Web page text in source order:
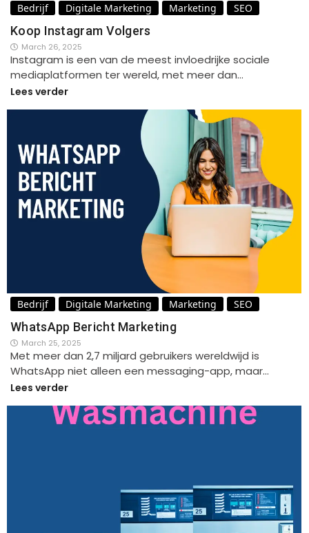
Bedrijf Digitale Marketing Marketing SEO
Koop Instagram Volgers
March 26, 2025
Instagram is een van de meest invloedrijke sociale
mediaplatformen ter wereld, met meer dan…
Lees verder
Bedrijf Digitale Marketing Marketing SEO
WhatsApp Bericht Marketing
March 25, 2025
Met meer dan 2,7 miljard gebruikers wereldwijd is
WhatsApp niet alleen een messaging-app, maar…
Lees verder